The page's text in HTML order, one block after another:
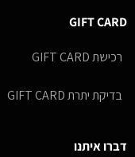
GIFT CARD
רכישת GIFT CARD
בדיקת יתרת GIFT CARD
דברו איתנו